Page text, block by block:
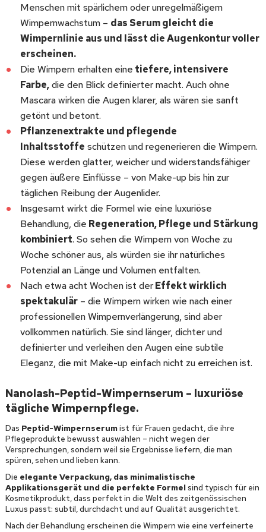
Menschen mit spärlichem oder unregelmäßigem
Wimpernwachstum – das Serum gleicht die
Wimpernlinie aus und lässt die Augenkontur voller
erscheinen.
Die Wimpern erhalten eine tiefere, intensivere
Farbe,die den Blick definierter macht. Auch ohne
Mascara wirken die Augen klarer, als wären sie sanft
getönt und betont.
Pflanzenextrakte und pflegende
Inhaltsstoffe schützen und regenerieren die Wimpern.
Diese werden glatter, weicher und widerstandsfähiger
gegen äußere Einflüsse – von Make-up bis hin zur
täglichen Reibung der Augenlider.
Insgesamt wirkt die Formel wie eine luxuriöse
Behandlung, die Regeneration, Pflege und Stärkung
kombiniert. So sehen die Wimpern von Woche zu
Woche schöner aus, als würden sie ihr natürliches
Potenzial an Länge und Volumen entfalten.
Nach etwa acht Wochen ist derEffekt wirklich
spektakulär– die Wimpern wirken wie nach einer
professionellen Wimpernverlängerung, sind aber
vollkommen natürlich. Sie sind länger, dichter und
definierter und verleihen den Augen eine subtile
Eleganz, die mit Make-up einfach nicht zu erreichen ist.
Nanolash-Peptid-Wimpernserum – luxuriöse
tägliche Wimpernpflege.
Das Peptid-Wimpernserumist für Frauen gedacht, die ihre
Pflegeprodukte bewusst auswählen – nicht wegen der
Versprechungen, sondern weil sie Ergebnisse liefern, die man
spüren, sehen und lieben kann.
Die elegante Verpackung, das minimalistische
Applikationsgerät und die perfekte Formelsind typisch für ein
Kosmetikprodukt, dass perfekt in die Welt des zeitgenössischen
Luxus passt: subtil, durchdacht und auf Qualität ausgerichtet.
Nach der Behandlung erscheinen die Wimpern wie eine verfeinerte